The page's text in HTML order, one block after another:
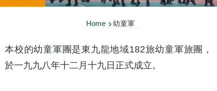
Home 幼童軍
本校的幼童軍團是東九龍地域182旅幼童軍旅團，
於一九九八年十二月十九日正式成立。